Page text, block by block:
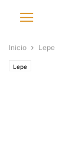
Inicio Lepe
Lepe